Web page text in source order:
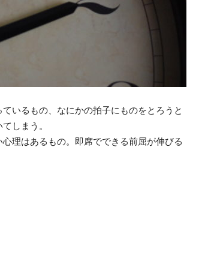
いるもの、なにかの拍子にものをとろうと
しまう。
理はあるもの。即席でできる前屈が伸びる